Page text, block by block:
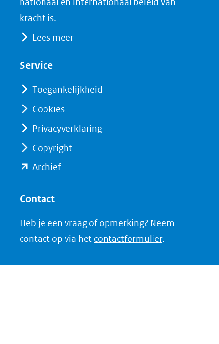
in
(verwijst
een
andere
website)
(verwijst
andere
kracht is.
Lees meer
Service
Toegankelijkheid
Cookies
Privacyverklaring
Copyright
Archief(opent
(verwijst
naar
Contact
Heb je een vraag of opmerking? Neem
contact op via het contactformulier.